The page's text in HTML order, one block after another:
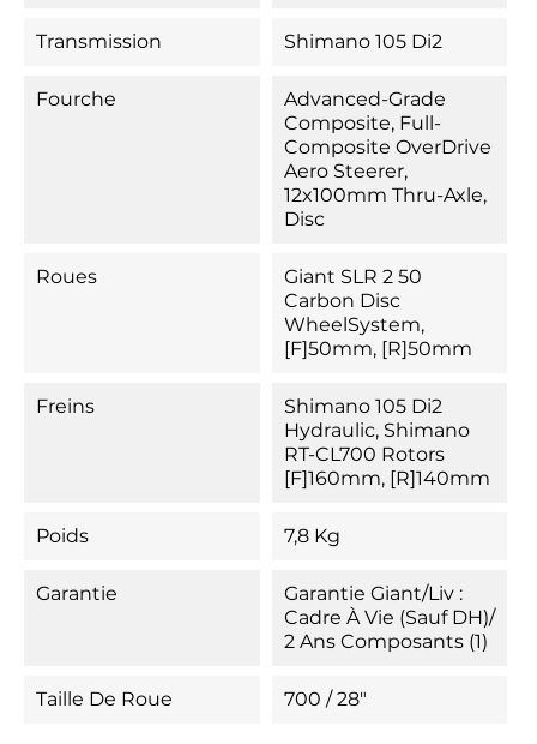
Transmission Shimano 105 Di2
Fourche
Advanced-Grade
Composite, Full-
Composite OverDrive
Aero Steerer,
12x100mm Thru-Axle,
Disc
Roues
Giant SLR 2 50
Carbon Disc
WheelSystem,
[F]50mm, [R]50mm
Freins
Shimano 105 Di2
Hydraulic, Shimano
RT-CL700 Rotors
[F]160mm, [R]140mm
Poids 7,8 Kg
Garantie
Garantie Giant/Liv :
Cadre À Vie (sauf DH)/
2 Ans Composants (1)
Taille De Roue 700 / 28"